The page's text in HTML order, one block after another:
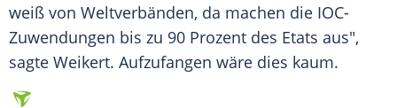
weiß von Weltverbänden, da machen die IOC-
Zuwendungen bis zu 90 Prozent des Etats aus",
sagte Weikert. Aufzufangen wäre dies kaum.